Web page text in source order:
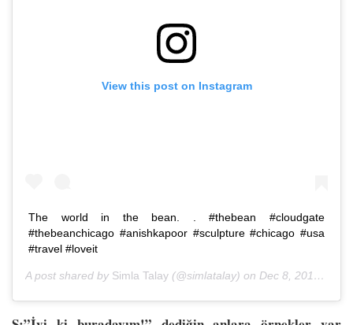
View this post on Instagram
The world in the bean. . #thebean #cloudgate
#thebeanchicago #anishkapoor #sculpture #chicago #usa
#travel #loveit
A post shared by Simla Talay (@simlatalay) on Dec 8, 2018 at 10:37pm PST